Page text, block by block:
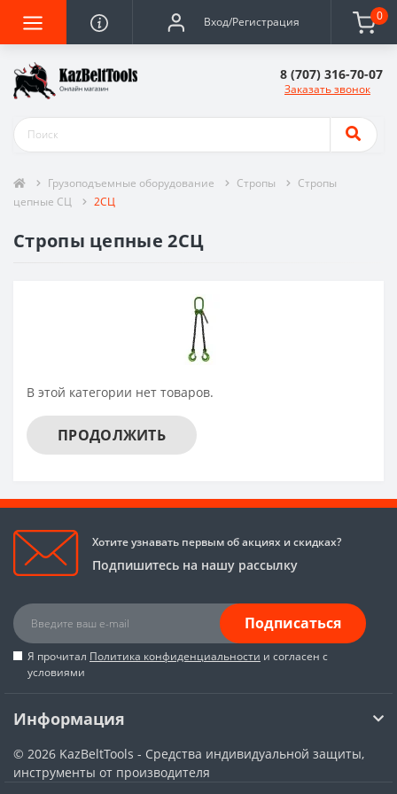
Вход/Регистрация 0
8 (707) 316-70-07
Заказать звонок
Грузоподъемные оборудование Стропы
Стропы
цепные СЦ
2СЦ
Стропы цепные 2СЦ
В этой категории нет товаров.
ПРОДОЛЖИТЬ
Хотите узнавать первым об акциях и скидках?
Подпишитесь на нашу рассылку
Подписаться
Я прочитал Политика конфиденциальности и согласен с
условиями
Информация
© 2026 KazBeltTools - Средства индивидуальной защиты,
инструменты от производителя